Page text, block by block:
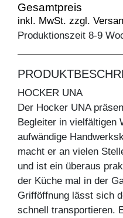
Gesamtpreis
inkl. MwSt. zzgl.
Produktionszeit 8-9
HOCKER UNA
Der Hocker UNA
Begleiter in vielfältigen
aufwändige
macht er an vielen
und ist ein überaus
der Küche mal in der
Grifföffnung lässt sich
schnell transportieren.